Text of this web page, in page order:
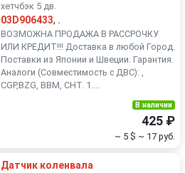
Suzuki
Volkswagen
хетчбэк 5 дв.
03D906433, .
ВОЗМОЖНА ПРОДАЖА В РАССРОЧКУ
ИЛИ КРЕДИТ!!! Доставка в любой Город.
Поставки из Японии и Швеции. Гарантия.
Аналоги (Совместимость с ДВС): ,
CGP,BZG, BBM, CHT. 1....
В наличии
425 ₽
~ 5 $ ~ 17 руб.
Датчик коленвала